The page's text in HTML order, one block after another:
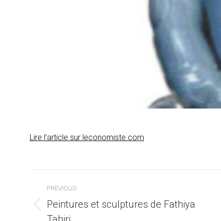
Lire l’article sur leconomiste.com
navigation
PREVIOUS
Previous
Peintures et sculptures de Fathiya